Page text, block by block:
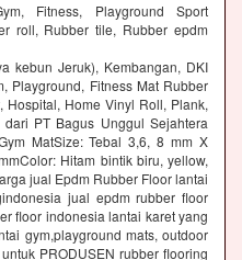
Fitness, Playground Sport
roll, Rubber tile, Rubber epdm
kebun Jeruk), Kembangan, DKI
Playground, Fitness Mat Rubber
Hospital, Home Vinyl Roll, Plank,
PT Bagus Unggul Sejahtera
MatSize: Tebal 3,6, 8 mm X
Hitam bintik biru, yellow,
jual Epdm Rubber Floor lantai
jual epdm rubber floor
floor indonesia lantai karet yang
gym,playground mats, outdoor
PRODUSEN rubber flooring